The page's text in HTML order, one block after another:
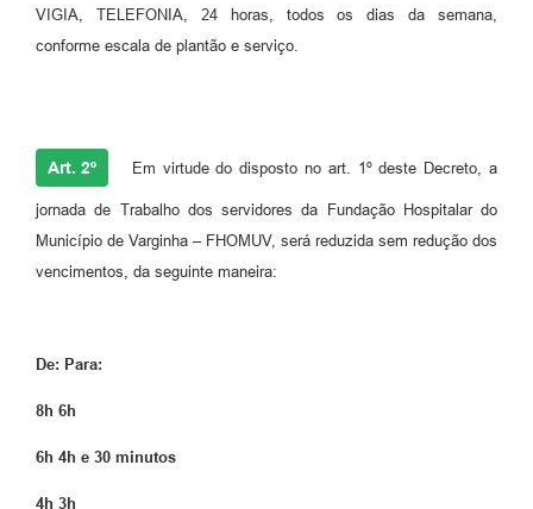
VIGIA, TELEFONIA, 24 horas, todos os dias da semana,
conforme escala de plantão e serviço.
Art. 2º Em virtude do disposto no art. 1º deste Decreto, a
jornada de Trabalho dos servidores da Fundação Hospitalar do
Município de Varginha – FHOMUV, será reduzida sem redução dos
vencimentos, da seguinte maneira:
De: Para:
8h 6h
6h 4h e 30 minutos
4h 3h